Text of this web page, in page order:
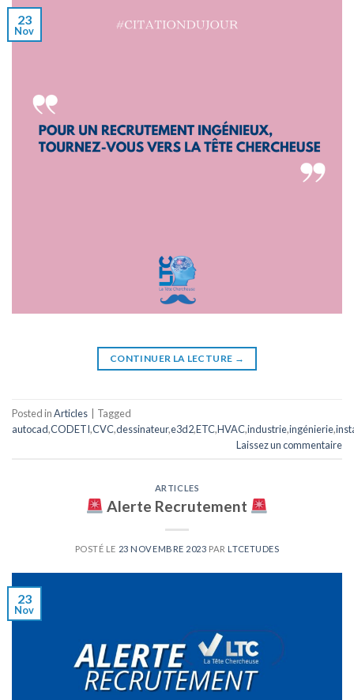
23
Nov
CONTINUER LA LECTURE →
Posted inArticles
Tagged
autocad,CODETI,CVC,dessinateur,e3d2,ETC,HVAC,industrie,ingénierie,
Laissez un commentaire
ARTICLES
Alerte Recrutement
POSTÉ LE 23 NOVEMBRE 2023 PAR LTCETUDES
23
Nov